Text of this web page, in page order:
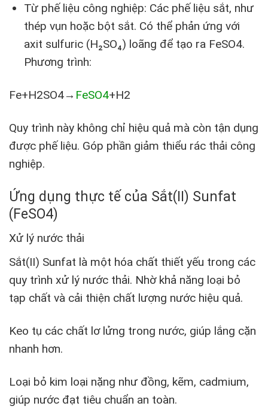
Từ phế liệu công nghiệp: Các phế liệu sắt, như
thép vụn hoặc bột sắt. Có thể phản ứng với
axit sulfuric (H₂SO₄) loãng để tạo ra FeSO4.
Phương trình:
Fe+H2SO4→ FeSO4+H2
Quy trình này không chỉ hiệu quả mà còn tận dụng
được phế liệu. Góp phần giảm thiểu rác thải công
nghiệp.
Ứng dụng thực tế của Sắt(II) Sunfat
(FeSO4)
Xử lý nước thải
Sắt(II) Sunfat là một hóa chất thiết yếu trong các
quy trình xử lý nước thải. Nhờ khả năng loại bỏ
tạp chất và cải thiện chất lượng nước hiệu quả.
Keo tụ các chất lơ lửng trong nước, giúp lắng cặn
nhanh hơn.
Loại bỏ kim loại nặng như đồng, kẽm, cadmium,
giúp nước đạt tiêu chuẩn an toàn.